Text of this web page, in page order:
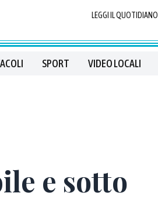
LEGGI IL QUOTIDIANO
SPORT VIDEO LOCALI
e sotto